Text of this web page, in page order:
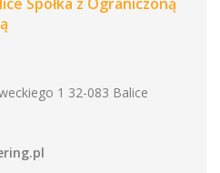
1 32-083 Balice